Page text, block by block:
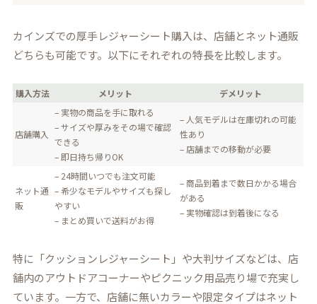
カインズでの厚手レジャーシート購入は、店舗とネット通販
どちらも可能です。以下にそれぞれの特長を比較します。
購入方法 メリット デメリット
店舗購入
– 実物の商品を手に取れる
– サイズや厚みをその場で確認
できる
– 即日持ち帰りOK
– 人気モデルは在庫切れの可能
性あり
– 店舗までの移動が必要
ネット通
販
– 24時間いつでも注文可能
– 希少なモデルやサイズも探し
やすい
– まとめ買いで送料がお得
– 商品到着まで数日かかる場合
がある
– 実物確認は到着後になる
特に「クッションレジャーシート」や大判サイズなどは、店
舗内のアウトドアコーナーやピクニック用品売り場で充実し
ています。一方で、店舗に無いカラーや限定タイプはネット